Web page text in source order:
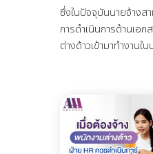
ซึ่งในปัจจุบันนายจ้างส
การดำเนินการด้านเอก
ต่างด้าวเข้ามาทำงาน